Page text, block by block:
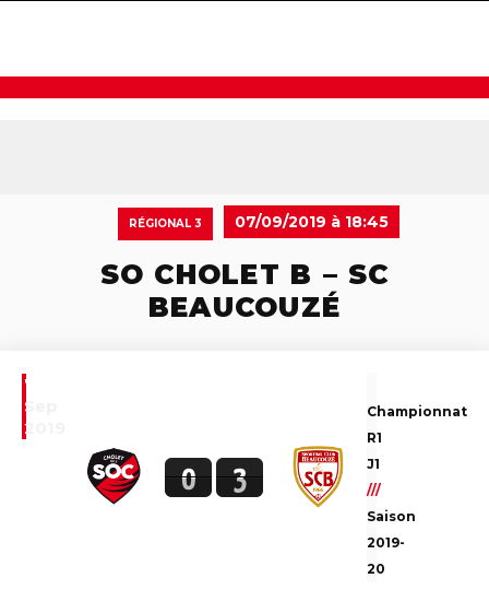
RÉGIONAL 3 07/09/2019 à 18:45
SO CHOLET B – SC
BEAUCOUZÉ
7
Sep
2019
0 3
Championnat
R1
J1
///
Saison
2019-
20
Emplacement du match :
Stade Pierre